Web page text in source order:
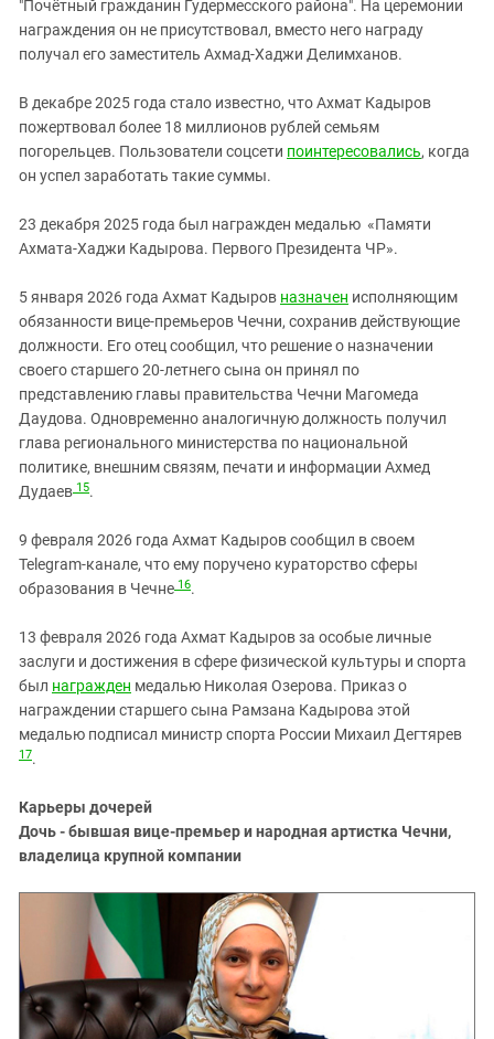
"Почётный гражданин Гудермесского района". На церемонии
награждения он не присутствовал, вместо него награду
получал его заместитель Ахмад-Хаджи Делимханов.
В декабре 2025 года стало известно, что Ахмат Кадыров
пожертвовал более 18 миллионов рублей семьям
погорельцев. Пользователи соцсети поинтересовались, когда
он успел заработать такие суммы.
23 декабря 2025 года был награжден медалью «Памяти
Ахмата-Хаджи Кадырова. Первого Президента ЧР».
5 января 2026 года Ахмат Кадыров назначен исполняющим
обязанности вице-премьеров Чечни, сохранив действующие
должности. Его отец сообщил, что решение о назначении
своего старшего 20-летнего сына он принял по
представлению главы правительства Чечни Магомеда
Даудова. Одновременно аналогичную должность получил
глава регионального министерства по национальной
политике, внешним связям, печати и информации Ахмед
Дудаев 15.
9 февраля 2026 года Ахмат Кадыров сообщил в своем
Telegram-канале, что ему поручено кураторство сферы
образования в Чечне 16.
13 февраля 2026 года Ахмат Кадыров за особые личные
заслуги и достижения в сфере физической культуры и спорта
был награжден медалью Николая Озерова. Приказ о
награждении старшего сына Рамзана Кадырова этой
медалью подписал министр спорта России Михаил Дегтярев
17.
Карьеры дочерей
Дочь - бывшая вице-премьер и народная артистка Чечни,
владелица крупной компании